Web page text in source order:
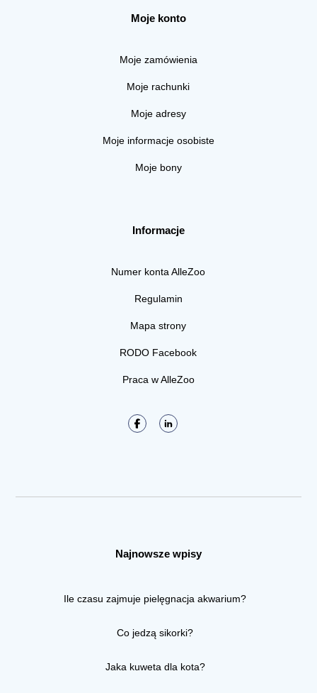
Moje konto
Moje zamówienia
Moje rachunki
Moje adresy
Moje informacje osobiste
Moje bony
Informacje
Numer konta AlleZoo
Regulamin
Mapa strony
RODO Facebook
Praca w AlleZoo
Najnowsze wpisy
Ile czasu zajmuje pielęgnacja akwarium?
Co jedzą sikorki?
Jaka kuweta dla kota?